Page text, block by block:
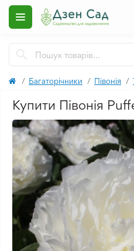
Багаторічники Півонія
Купити Півонія